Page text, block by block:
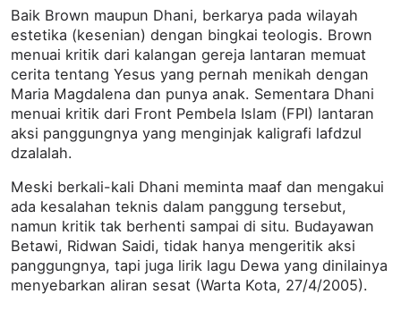
Baik Brown maupun Dhani, berkarya pada wilayah
estetika (kesenian) dengan bingkai teologis. Brown
menuai kritik dari kalangan gereja lantaran memuat
cerita tentang Yesus yang pernah menikah dengan
Maria Magdalena dan punya anak. Sementara Dhani
menuai kritik dari Front Pembela Islam (FPI) lantaran
aksi panggungnya yang menginjak kaligrafi lafdzul
dzalalah.
Meski berkali-kali Dhani meminta maaf dan mengakui
ada kesalahan teknis dalam panggung tersebut,
namun kritik tak berhenti sampai di situ. Budayawan
Betawi, Ridwan Saidi, tidak hanya mengeritik aksi
panggungnya, tapi juga lirik lagu Dewa yang dinilainya
menyebarkan aliran sesat (Warta Kota, 27/4/2005).